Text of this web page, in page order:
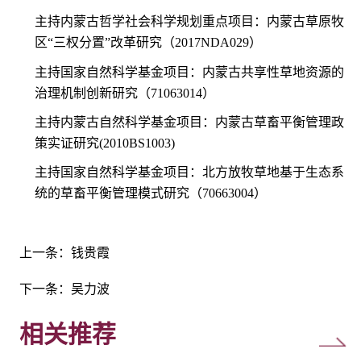
主持内蒙古哲学社会科学规划重点项目：内蒙古草原牧
区“三权分置”改革研究（2017NDA029）
主持国家自然科学基金项目：内蒙古共享性草地资源的
治理机制创新研究（71063014）
主持内蒙古自然科学基金项目：内蒙古草畜平衡管理政
策实证研究(2010BS1003)
主持国家自然科学基金项目：北方放牧草地基于生态系
统的草畜平衡管理模式研究（70663004）
上一条： 钱贵霞
下一条： 吴力波
相关推荐